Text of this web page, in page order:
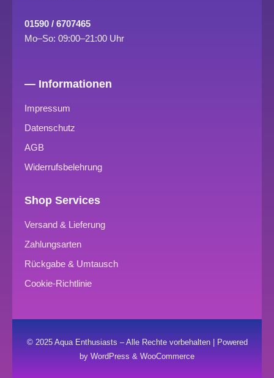
01590 / 6707465
Mo–So: 09:00–21:00 Uhr
— Informationen
Impressum
Datenschutz
AGB
Widerrufsbelehrung
Shop Services
Versand & Lieferung
Zahlungsarten
Rückgabe & Umtausch
Cookie-Richtlinie
© 2025 Aqua Enthusiasts – Alle Rechte vorbehalten | Powered
by WordPress & WooCommerce